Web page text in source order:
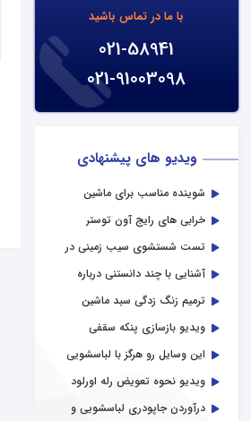
با ما در تماس باشید
021-58941
021-91003098
ویدیو های پیشنهادی
شوینده مناسب برای ماشین
خرابی‌ های رایج آون توستر
تست شستشوی سیب زمینی در
آشنایی با چند دانستنی درباره
ترمیم زنگ زدگی سبد ماشین
ویدیو بازسازی پنکه سقفی
این وسایل رو هرگز با لباسشویی
ویدیو نحوه تعویض رله اورلود
درآوردن جاپودری لباسشویی و